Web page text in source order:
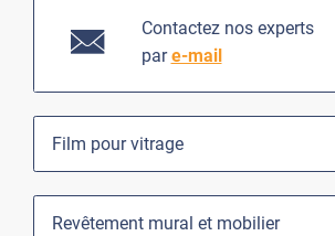
Contactez nos experts
pare-mail
Film pour vitrage
Revêtement mural et mobilier